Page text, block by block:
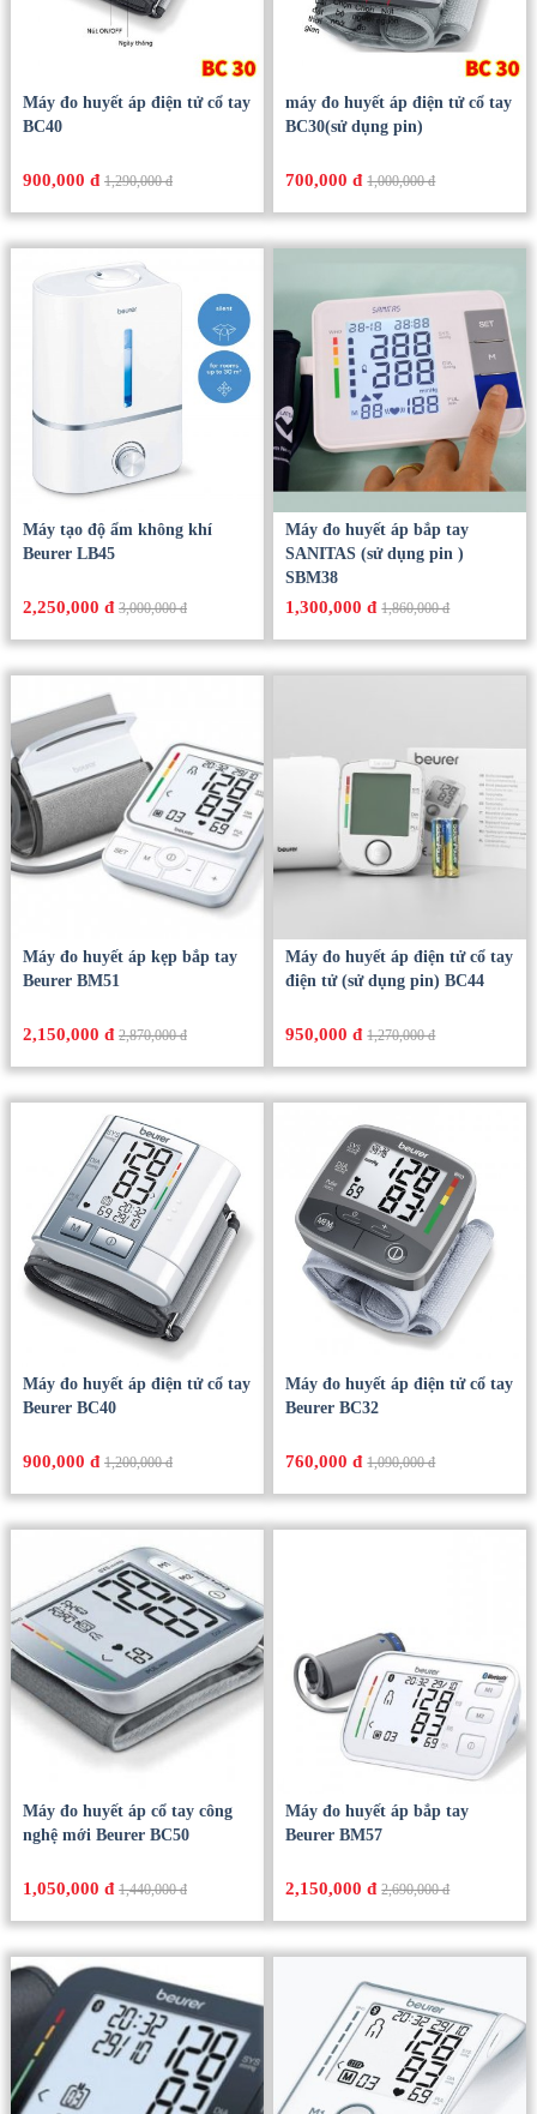
Máy đo huyết áp điện tử cổ tay
BC40
900,000 đ 1,290,000 đ
máy đo huyết áp điện tử cổ tay
BC30(sử dụng pin)
700,000 đ 1,000,000 đ
Máy tạo độ ẩm không khí
Beurer LB45
2,250,000 đ 3,000,000 đ
Máy đo huyết áp bắp tay
SANITAS (sử dụng pin )
SBM38
1,300,000 đ 1,860,000 đ
Máy đo huyết áp kẹp bắp tay
Beurer BM51
2,150,000 đ 2,870,000 đ
Máy đo huyết áp điện tử cổ tay
điện tử (sử dụng pin) BC44
950,000 đ 1,270,000 đ
Máy đo huyết áp điện tử cổ tay
Beurer BC40
900,000 đ 1,200,000 đ
Máy đo huyết áp điện tử cổ tay
Beurer BC32
760,000 đ 1,090,000 đ
Máy đo huyết áp cổ tay công
nghệ mới Beurer BC50
1,050,000 đ 1,440,000 đ
Máy đo huyết áp bắp tay
Beurer BM57
2,150,000 đ 2,690,000 đ